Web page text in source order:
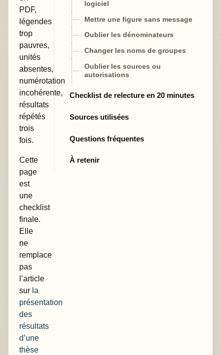
PDF,
légendes
trop
pauvres,
unités
absentes,
numérotation
incohérente,
résultats
répétés
trois
fois.
Cette
page
est
une
checklist
finale.
Elle
ne
remplace
pas
l’article
sur la
présentation
des
résultats
d’une
thèse
logiciel
Mettre une figure sans message
Oublier les dénominateurs
Changer les noms de groupes
Oublier les sources ou
autorisations
Checklist de relecture en 20 minutes
Sources utilisées
Questions fréquentes
À retenir